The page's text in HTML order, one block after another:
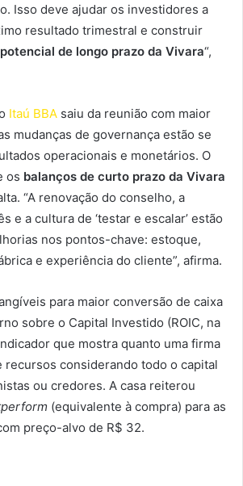
Isso deve ajudar os investidores a
resultado trimestral e construir
potencial de longo prazo da Vivara“,
Itaú BBA saiu da reunião com maior
mudanças de governança estão se
operacionais e monetários. O
os balanços de curto prazo da Vivara
“A renovação do conselho, a
e a cultura de ‘testar e escalar’ estão
nos pontos-chave: estoque,
e experiência do cliente”, afirma.
para maior conversão de caixa
sobre o Capital Investido (ROIC, na
que mostra quanto uma firma
recursos considerando todo o capital
ou credores. A casa reiterou
(equivalente à compra) para as
preço-alvo de R$ 32.